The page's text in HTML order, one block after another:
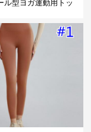
ル型ヨガ運動用トッ